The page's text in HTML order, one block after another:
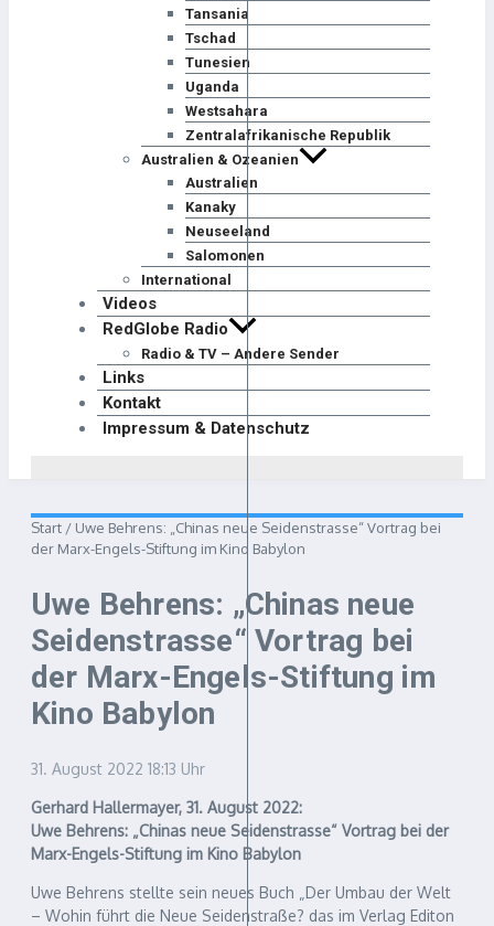
Tansania
Tschad
Tunesien
Uganda
Westsahara
Zentralafrikanische Republik
Australien & Ozeanien
Australien
Kanaky
Neuseeland
Salomonen
International
Videos
RedGlobe Radio
Radio & TV – Andere Sender
Links
Kontakt
Impressum & Datenschutz
Start / Uwe Behrens: „Chinas neue Seidenstrasse“ Vortrag bei
der Marx-Engels-Stiftung im Kino Babylon
Uwe Behrens: „Chinas neue
Seidenstrasse“ Vortrag bei
der Marx-Engels-Stiftung im
Kino Babylon
31. August 2022 18:13 Uhr
Gerhard Hallermayer, 31. August 2022:
Uwe Behrens: „Chinas neue Seidenstrasse“ Vortrag bei der
Marx-Engels-Stiftung im Kino Babylon
Uwe Behrens stellte sein neues Buch „Der Umbau der Welt
– Wohin führt die Neue Seidenstraße? das im Verlag Editon